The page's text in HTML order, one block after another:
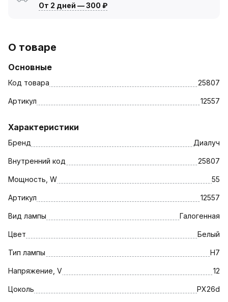
От 2 дней —300 ₽
О товаре
Основные
Код товара 25807
Артикул 12557
Характеристики
Бренд Диалуч
Внутренний код 25807
Мощность, W 55
Артикул 12557
Вид лампы Галогенная
Цвет Белый
Тип лампы H7
Напряжение, V 12
Цоколь PX26d